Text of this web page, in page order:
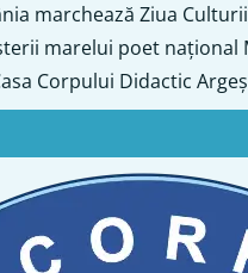
marchează Ziua
marelui poet
Corpului Didactic